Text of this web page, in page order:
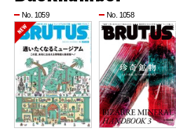
No. 1059 No. 1058